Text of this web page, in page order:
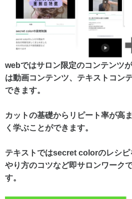
webではサロン限定のコンテンツが
は動画コンテンツ、テキストコン
できます。
カットの基礎から リピート率が高
く学ぶことができます。
テキストではsecret colorのレシピ
やり方のコツなど即サロンワーク
す。